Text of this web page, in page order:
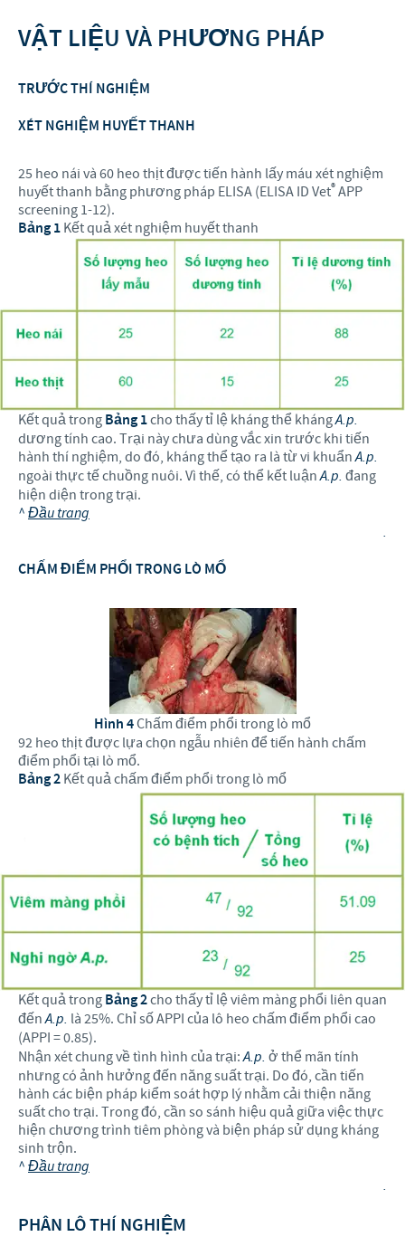
VẬT LIỆU VÀ PHƯƠNG PHÁP
TRƯỚC THÍ NGHIỆM
XÉT NGHIỆM HUYẾT THANH
25 heo nái và 60 heo thịt được tiến hành lấy máu xét nghiệm
huyết thanh bằng phương pháp ELISA (ELISA ID Vet® APP
screening 1-12).
Bảng 1 Kết quả xét nghiệm huyết thanh
Kết quả trong Bảng 1cho thấy tỉ lệ kháng thể khángA.p.
dương tính cao. Trại này chưa dùng vắc xin trước khi tiến
hành thí nghiệm, do đó, kháng thể tạo ra là từ vi khuẩnA.p.
ngoài thực tế chuồng nuôi. Vì thế, có thể kết luậnA.p. đang
hiện diện trong trại.
^Đầu trang
.
CHẤM ĐIỂM PHỔI TRONG LÒ MỔ
Hình 4Chấm điểm phổi trong lò mổ
92 heo thịt được lựa chọn ngẫu nhiên để tiến hành chấm
điểm phổi tại lò mổ.
Bảng 2 Kết quả chấm điểm phổi trong lò mổ
Kết quả trong Bảng 2cho thấy tỉ lệ viêm màng phổi liên quan
đếnA.p. là 25%. Chỉ số APPI của lô heo chấm điểm phổi cao
(APPI = 0.85).
Nhận xét chung về tình hình của trại:A.p. ở thể mãn tính
nhưng có ảnh hưởng đến năng suất trại. Do đó, cần tiến
hành các biện pháp kiểm soát hợp lý nhằm cải thiện năng
suất cho trại. Trong đó, cần so sánh hiệu quả giữa việc thực
hiện chương trình tiêm phòng và biện pháp sử dụng kháng
sinh trộn.
^Đầu trang
.
PHÂN LÔ THÍ NGHIỆM